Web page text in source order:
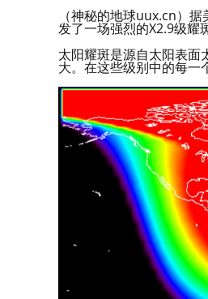
（神秘的地球uux.cn）
发了一场强烈的X2.9级耀
太阳耀斑是源自太阳表面
大。在这些级别中的每一